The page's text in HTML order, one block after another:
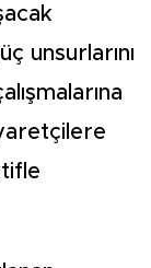
unsurlarını